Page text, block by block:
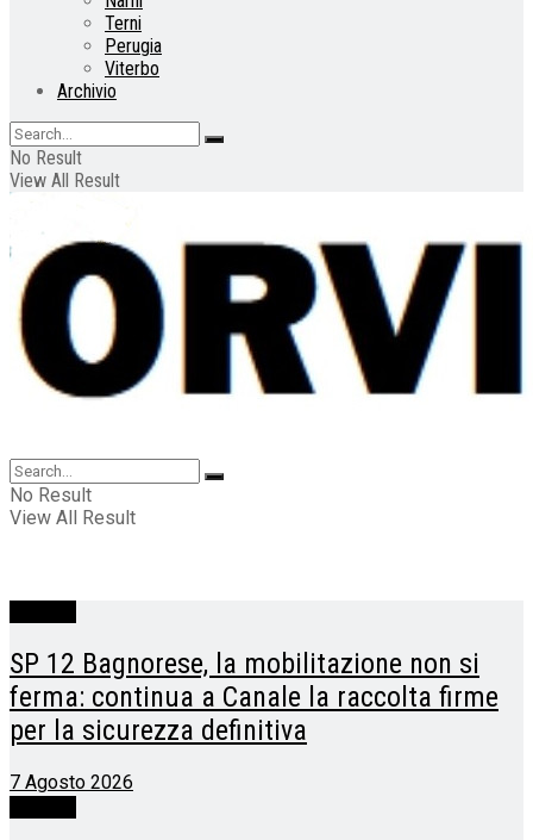
Terni
Perugia
Viterbo
Archivio
No Result
View All Result
No Result
View All Result
SP 12 Bagnorese, la mobilitazione non si
ferma: continua a Canale la raccolta firme
per la sicurezza definitiva
7 Agosto 2026